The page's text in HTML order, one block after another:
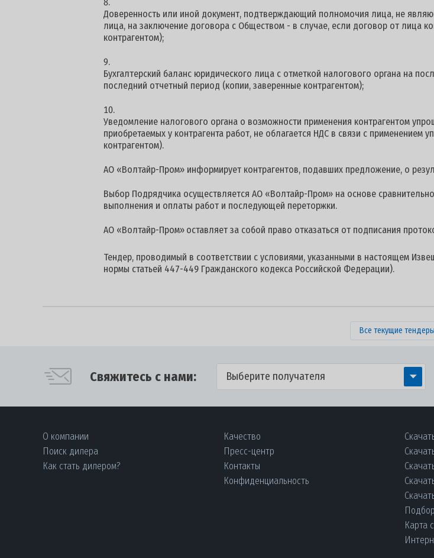
Доверенность или иной документ, подтверждающий полномочия лица, не
лица, на заключение договора с Обществом - в случае, если договор от лица
контрагентом);
Бухгалтерский баланс юридического лица с отметкой налогового органа на
последний отчетный период (копии, заверенные контрагентом);
Уведомление налогового органа о возможности применения контрагентом
приобретаемых у контрагента работ, не облагается НДС в связи с
контрагентом).
АО «Волтайр-Пром» информирует контрагентов, подавших предложение, о
Выбор Подрядчика осуществляется АО «Волтайр-Пром» на основе
выполнения и оплаты работ и последующей переторжки.
АО «Волтайр-Пром» оставляет за собой право отказаться от подписания
Тендер, проводимый в соответствии с условиями, указанными в настоящем
нормы статьей 447-449 Гражданского кодекса Российской Федерации).
Все текущие тендеры
Свяжитесь с нами: Выберите получателя
О компании
Поиск дилера
Как стать дилером?
Качество
Пресс-центр
Контакты
Конфиденциальность
Карта